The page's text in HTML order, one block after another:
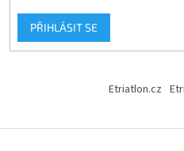
PŘIHLÁSIT SE
Etriatlon.cz